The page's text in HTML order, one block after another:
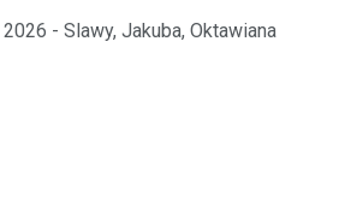
- Slawy, Jakuba, Oktawiana